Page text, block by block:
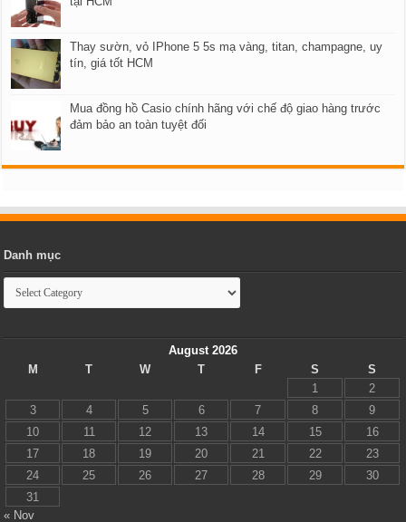
Thay sườn, vỏ IPhone 5 5s mạ vàng, titan, champagne, uy
tín, giá tốt HCM
Mua đồng hồ Casio chính hãng với chế độ giao hàng trước
đảm bảo an toàn tuyệt đối
Danh mục
Danh
mục
August 2026
M
T W T F S
S
1
2
3
4 5 6 7 8
9
10
11 12 13 14 15
16
17
18 19 20 21 22
23
24
25 26 27 28 29
30
31
« Nov